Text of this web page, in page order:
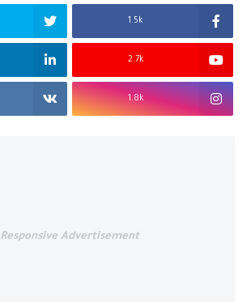
1.5k
2.7k
1.8k
Responsive Advertisement